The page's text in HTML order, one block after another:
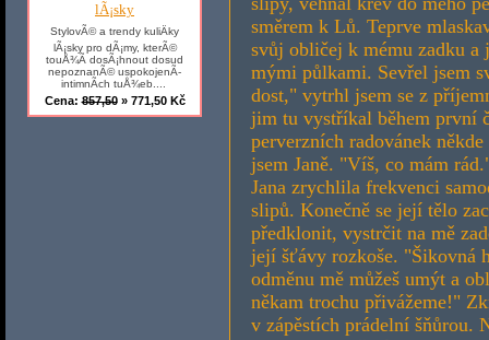
směrem k Lů. Teprve
svůj obličej k mému zadku a
mými půlkami. Sevřel jsem
dost," vytrhl jsem se z
jim tu vystříkal během první
perverzních radovánek
jsem Janě. "Víš, co mám
Jana zrychlila frekvenci
slipů. Konečně se její tělo
předklonit, vystrčit na mě
její šťávy rozkoše. "Šikovná
odměnu mě můžeš umýt a
někam trochu přivážeme!"
v zápěstích prádelní šňůrou.
StylovÃ© a trendy kuliÄky
lÃ¡sky pro dÃ¡my, kterÃ©
touÅ¾Ã­ dosÃ¡hnout dosud
nepoznanÃ© uspokojenÃ­
intimnÃ­ch tuÅ¾eb....
Cena:857,50» 771,50 Kč